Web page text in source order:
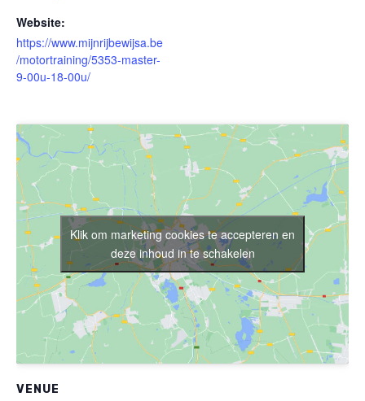
Website:
https://www.mijnrijbewijsa.be
/motortraining/5353-master-
9-00u-18-00u/
VENUE
Klik om marketing cookies te accepteren en
deze inhoud in te schakelen